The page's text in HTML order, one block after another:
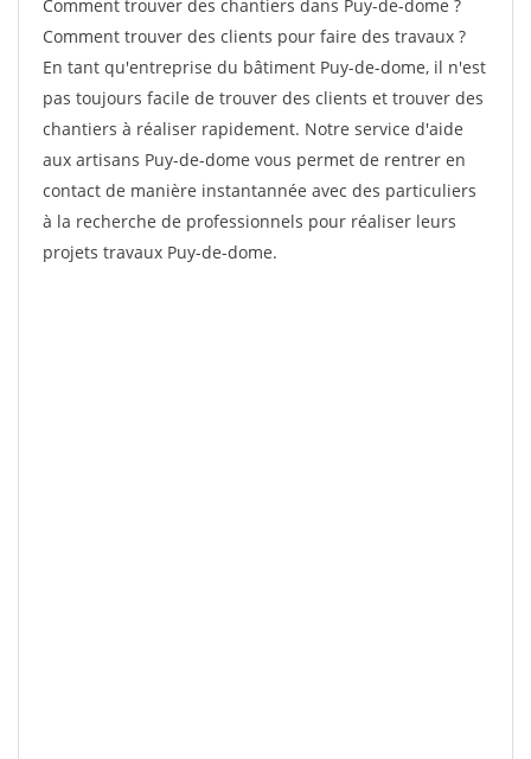
Comment trouver des chantiers dans Puy-de-dome ?
Comment trouver des clients pour faire des travaux ?
En tant qu'entreprise du bâtiment Puy-de-dome, il n'est
pas toujours facile de trouver des clients et trouver des
chantiers à réaliser rapidement. Notre service d'aide
aux artisans Puy-de-dome vous permet de rentrer en
contact de manière instantannée avec des particuliers
à la recherche de professionnels pour réaliser leurs
projets travaux Puy-de-dome.